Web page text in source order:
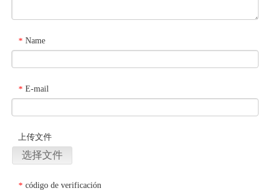
* Name
* E-mail
上传文件
选择文件
* código de verificación